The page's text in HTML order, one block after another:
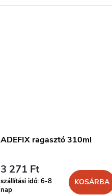
ADEFIX ragasztó 310ml
3 271 Ft
szállítási idő: 6-8
nap
KOSÁRBA